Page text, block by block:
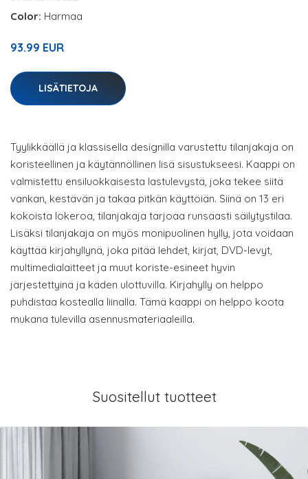
Color: Harmaa
93.99 EUR
LISÄTIETOJA
Tyylikkäällä ja klassisella designilla varustettu tilanjakaja on
koristeellinen ja käytännöllinen lisä sisustukseesi. Kaappi on
valmistettu ensiluokkaisesta lastulevystä, joka tekee siitä
vankan, kestävän ja takaa pitkän käyttöiän. Siinä on 13 eri
kokoista lokeroa, tilanjakaja tarjoaa runsaasti säilytystilaa.
Lisäksi tilanjakaja on myös monipuolinen hylly, jota voidaan
käyttää kirjahyllynä, joka pitää lehdet, kirjat, DVD-levyt,
multimedialaitteet ja muut koriste-esineet hyvin
järjestettyinä ja käden ulottuvilla. Kirjahylly on helppo
puhdistaa kostealla liinalla. Tämä kaappi on helppo koota
mukana tulevilla asennusmateriaaleilla.
Suositellut tuotteet